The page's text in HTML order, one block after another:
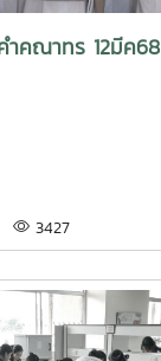
คณาทร 12มีค68
3427